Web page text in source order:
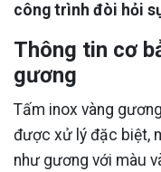
công trình đòi hỏi
Thông tin cơ
gương
Tấm inox vàng
được xử lý đặc biệt,
như gương với màu